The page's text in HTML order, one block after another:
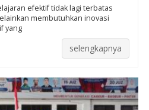
efektif tidak lagi terbatas
membutuhkan inovasi
yang
selengkapnya